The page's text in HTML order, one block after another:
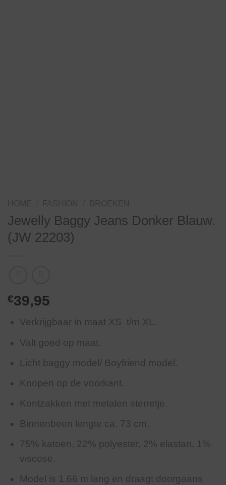
Jewelly Baggy Jeans Donker Blauw.
(JW 22203)
€39,95
Verkrijgbaar in maat XS t/m XL.
Valt goed op maat.
Licht baggy model/ Boyfriend model.
Knopen op de voorkant.
Kontzakken met metalen sterretje.
Binnenbeen lengte ca. 73 cm.
75% katoen, 22% polyester, 2% elastan, 1%
viscose.
Model is 1.66 m lang en draagt doorgaans